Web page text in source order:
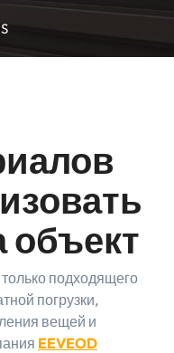
объект
подходящего
погрузки,
вещей и
EEVEOD